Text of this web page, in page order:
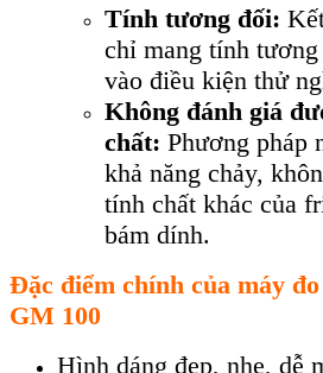
Tính tương đối:
chỉ mang tính
vào điều kiện thử
Không đánh giá
chất: Phương pháp
khả năng chảy,
tính chất khác của
bám dính.
Đặc điểm chính của máy
GM 100
Hình dáng đẹp, nhẹ, dễ